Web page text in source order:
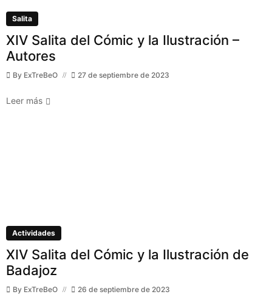
Salita
XIV Salita del Cómic y la Ilustración –
Autores
By ExTreBeO 27 de septiembre de 2023
Leer más
Actividades
XIV Salita del Cómic y la Ilustración de
Badajoz
By ExTreBeO 26 de septiembre de 2023